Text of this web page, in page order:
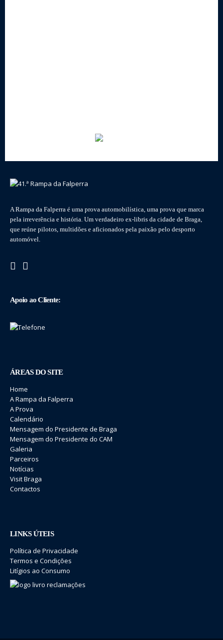
A Rampa da Falperra é uma prova automobilística, uma prova que marca
pela irreverência e história. Um verdadeiro ex-libris da cidade de Braga,
que reúne pilotos, multidões e aficionados pela paixão pelo desporto
automóvel.
Apoio ao Cliente:
ÁREAS DO SITE
Home
A Rampa da Falperra
A Prova
Calendário
Mensagem do Presidente de Braga
Mensagem do Presidente do CAM
Galeria
Parceiros
Notícias
Visit Braga
Contactos
LINKS ÚTEIS
Política de Privacidade
Termos e Condições
Litígios ao Consumo